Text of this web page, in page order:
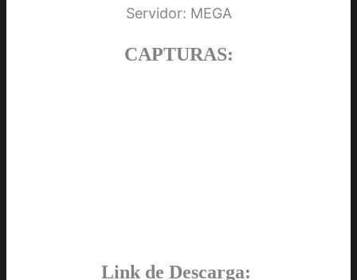
Servidor: MEGA
CAPTURAS:
Link de Descarga: